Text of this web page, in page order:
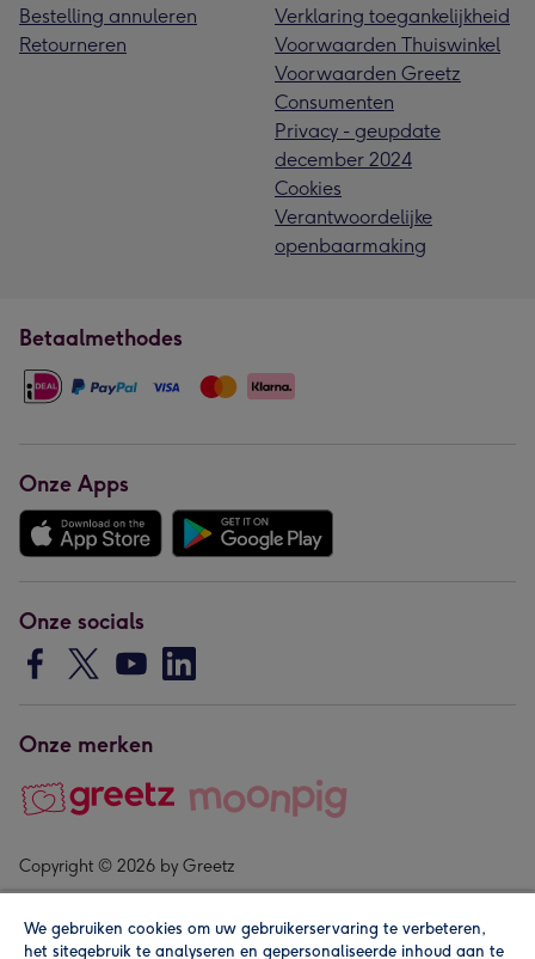
Bestelling annuleren
Retourneren
Verklaring toegankelijkheid
Voorwaarden Thuiswinkel
Voorwaarden Greetz
Consumenten
Privacy - geupdate
december 2024
Cookies
Verantwoordelijke
openbaarmaking
Betaalmethodes
Onze Apps
Onze socials
Onze merken
Copyright © 2026 by Greetz
We gebruiken cookies om uw gebruikerservaring te verbeteren,
het sitegebruik te analyseren en gepersonaliseerde inhoud aan te